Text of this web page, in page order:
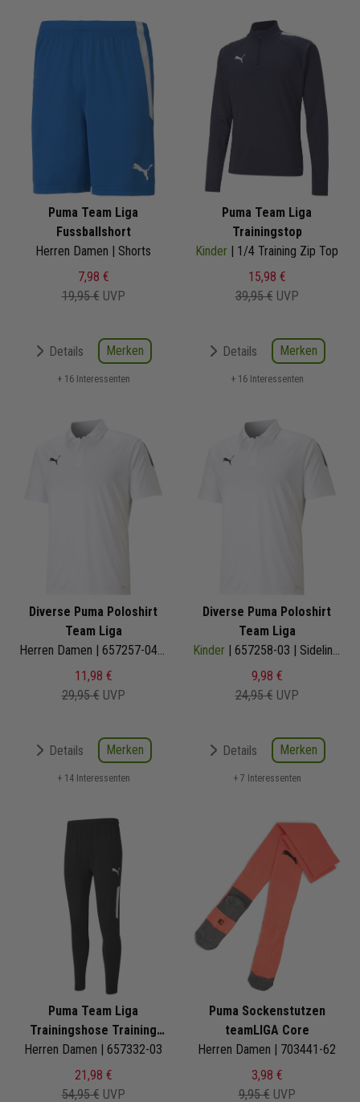
Puma Team Liga
Fussballshort
Herren Damen | Shorts
7,98 €
19,95 € UVP
Details Merken
+ 16 Interessenten
Puma Team Liga
Trainingstop
Kinder | 1/4 Training Zip Top
15,98 €
39,95 € UVP
Details Merken
+ 16 Interessenten
Diverse Puma Poloshirt
Team Liga
Herren Damen | 657257-04 | Sideline Polo
11,98 €
29,95 € UVP
Details Merken
+ 14 Interessenten
Diverse Puma Poloshirt
Team Liga
Kinder | 657258-03 | Sideline Polo
9,98 €
24,95 € UVP
Details Merken
+ 7 Interessenten
Puma Team Liga
Trainingshose Training
Pants
Herren Damen | 657332-03
21,98 €
54,95 € UVP
Puma Sockenstutzen
teamLIGA Core
Herren Damen | 703441-62
3,98 €
9,95 € UVP